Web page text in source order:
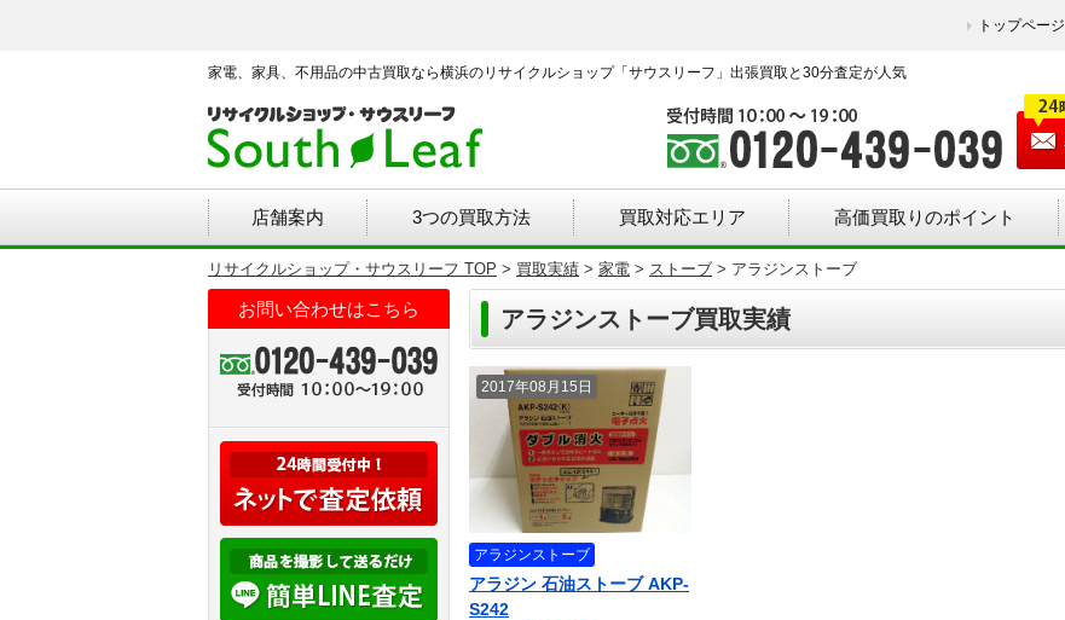
トップページ
家電、家具、不用品の中古買取なら横浜のリサイクルショップ「サウスリーフ」出張買取と30分査定が人気
店舗案内 3つの買取方法 買取対応エリア 高価買取りのポイント
リサイクルショップ・サウスリーフ TOP > 買取実績 > 家電 > ストーブ > アラジンストーブ
アラジンストーブ買取実績
2017年08月15日
アラジンストーブ
アラジン 石油ストーブ AKP-
S242
お問い合わせはこちら